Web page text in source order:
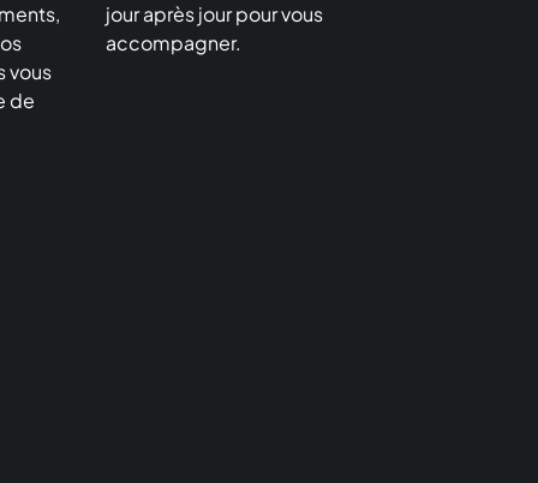
vous
de
jour après jour pour vous
accompagner.